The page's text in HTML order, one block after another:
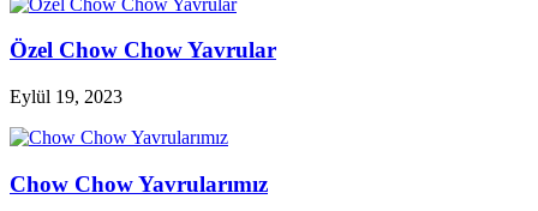
Özel Chow Chow Yavrular
Eylül 19, 2023
Chow Chow Yavrularımız